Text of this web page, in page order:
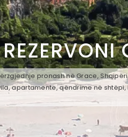
pronash në Grace,
apartamente, qëndrime në